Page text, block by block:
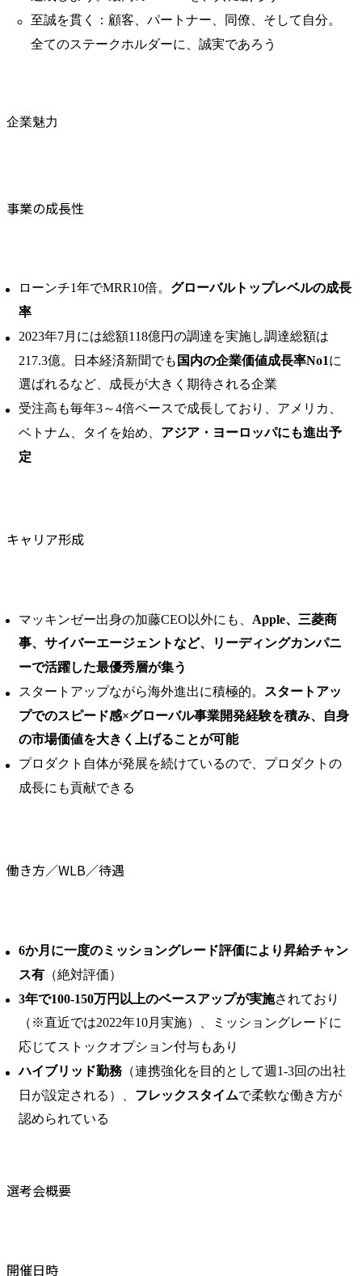
至誠を貫く：顧客、パートナー、同僚、そして自分。
全てのステークホルダーに、誠実であろう
企業魅力
事業の成長性
ローンチ1年でMRR10倍。 グローバルトップレベルの成⻑
率
2023年7月には総額118億円の調達を実施し調達総額は
217.3億。日本経済新聞でも 国内の企業価値成長率No1に
選ばれるなど、成長が大きく期待される企業
受注高も毎年3～4倍ペースで成長しており、アメリカ、
ベトナム、タイを始め、 アジア・ヨーロッパにも進出予
定
キャリア形成
マッキンゼー出身の加藤CEO以外にも、 Apple、三菱商
事、サイバーエージェントなど、リーディングカンパニ
ーで活躍した最優秀層が集う
スタートアップながら海外進出に積極的。
スタートアッ
プでのスピード感×グローバル事業開発経験を積み、自身
の市場価値を大きく上げることが可能
プロダクト自体が発展を続けているので、プロダクトの
成長にも貢献できる
働き方／WLB／待遇
6か⽉に⼀度のミッショングレード評価により昇給チャン
ス有 （絶対評価）
3年で100-150万円以上のベースアップが実施されており
（※直近では2022年10月実施）、ミッショングレードに
応じてストックオプション付与もあり
ハイブリッド勤務 （連携強化を目的として週1-3回の出社
日が設定される）、 フレックスタイムで柔軟な働き方が
認められている
選考会概要
開催日時